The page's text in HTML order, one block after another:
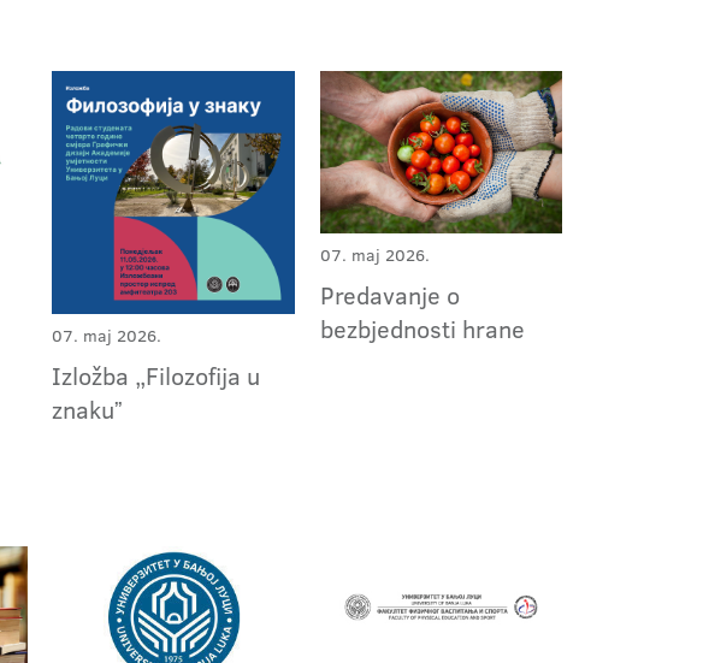
07. maj 2026.
Izložba „Filozofija u
znakuˮ
07. maj 2026.
Predavanje o
bezbjednosti hrane